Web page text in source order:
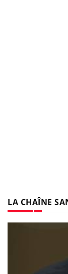
LA CHAÎNE